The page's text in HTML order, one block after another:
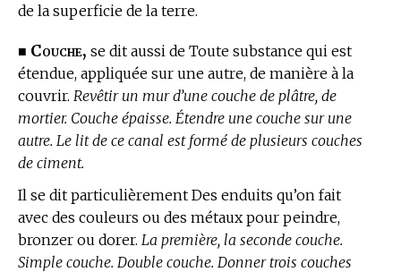
de la superficie de la terre.
■ Couche, se dit aussi de Toute substance qui est
étendue, appliquée sur une autre, de manière à la
couvrir. Revêtir un mur d’une couche de plâtre, de
mortier. Couche épaisse. Étendre une couche sur une
autre. Le lit de ce canal est formé de plusieurs couches
de ciment.
Il se dit particulièrement Des enduits qu’on fait
avec des couleurs ou des métaux pour peindre,
bronzer ou dorer. La première, la seconde couche.
Simple couche. Double couche. Donner trois couches